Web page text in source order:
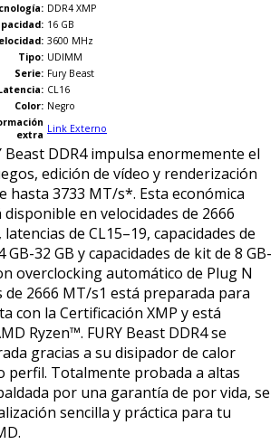
: DDR4 XMP
16 GB
3600 MHz
Tipo: UDIMM
Serie: Fury Beast
CL16
Color: Negro
extra Link Externo
Beast DDR4 impulsa enormemente el
edición de vídeo y renderización
hasta 3733 MT/s*. Esta económica
en velocidades de 2666
de CL15–19, capacidades de
32 GB y capacidades de kit de 8 GB-
overclocking automático de Plug N
de 2666 MT/s1 está preparada para
con la Certificación XMP y está
Ryzen™. FURY Beast DDR4 se
gracias a su disipador de calor
perfil. Totalmente probada a altas
por una garantía de por vida, se
sencilla y práctica para tu